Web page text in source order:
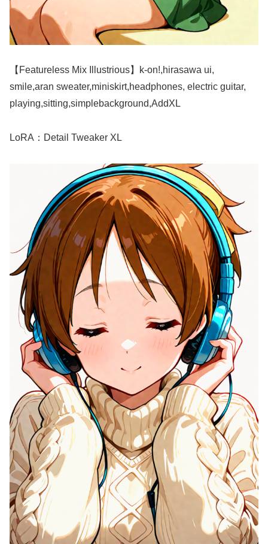
【Featureless Mix Illustrious】k-on!,hirasawa ui,
smile,aran sweater,miniskirt,headphones, electric guitar,
playing,sitting,simplebackground,AddXL
LoRA：Detail Tweaker XL